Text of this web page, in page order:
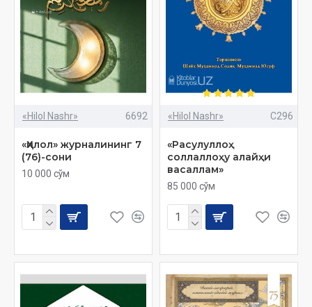
«Hilol Nashr» 6692
«Ҳилол» журналининг 7
(76)-сони
10 000 сўм
«Hilol Nashr» C296
«Расулуллоҳ
соллаллоҳу алайҳи
васаллам»
85 000 сўм